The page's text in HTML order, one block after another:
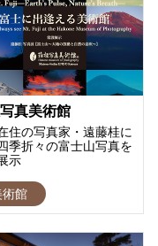
真美術館
住の写真家・遠藤桂に
季折々の富士山写真を
示
術館